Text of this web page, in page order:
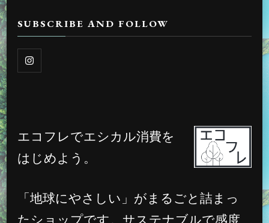
SUBSCRIBE AND FOLLOW
エコフレでエシカル消費を
はじめよう。
「地球にやさしい」がまるごと詰まっ